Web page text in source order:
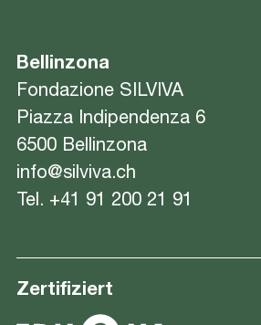
Bellinzona
Fondazione SILVIVA
Piazza Indipendenza 6
6500 Bellinzona
info@silviva.ch
Tel. +41 91 200 21 91
Zertifiziert